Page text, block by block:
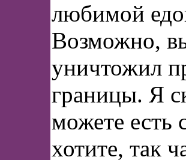
любимой
Возможно,
уничтожил
границы. Я
можете есть
хотите, так